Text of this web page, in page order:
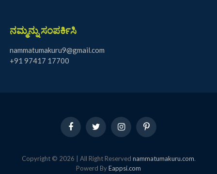
ನಮ್ಮನ್ನು ಸಂಪರ್ಕಿಸಿ
nammatumakuru9@gmail.com
+91 97417 17700
FacebookTwitter InstagramPinterest
Copyright © 2026 | All Right Reserved nammatumakuru.com.
Powerd ByEappsi.com